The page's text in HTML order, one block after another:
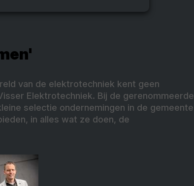
van de elektrotechniek kent geen
Elektrotechniek. Bij de gerenommeerde
selectie ondernemingen in de gemeente
in alles wat ze doen, de